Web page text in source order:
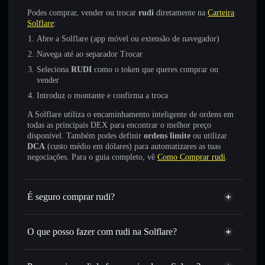
Podes comprar, vender ou trocar rudi diretamente na Carteira
Solflare:
Abre a Solflare (app móvel ou extensão de navegador)
Navega até ao separador Trocar
Seleciona RUDI como o token que queres comprar ou
vender
Introduz o montante e confirma a troca
A Solflare utiliza o encaminhamento inteligente de ordens em
todas as principais DEX para encontrar o melhor preço
disponível. Também podes definir ordens limite ou utilizar
DCA (custo médio em dólares) para automatizares as tuas
negociações. Para o guia completo, vê Como Comprar rudi.
É seguro comprar rudi?
rudi token verificado
O que posso fazer com rudi na Solflare?
rudi
Carteira Solflare